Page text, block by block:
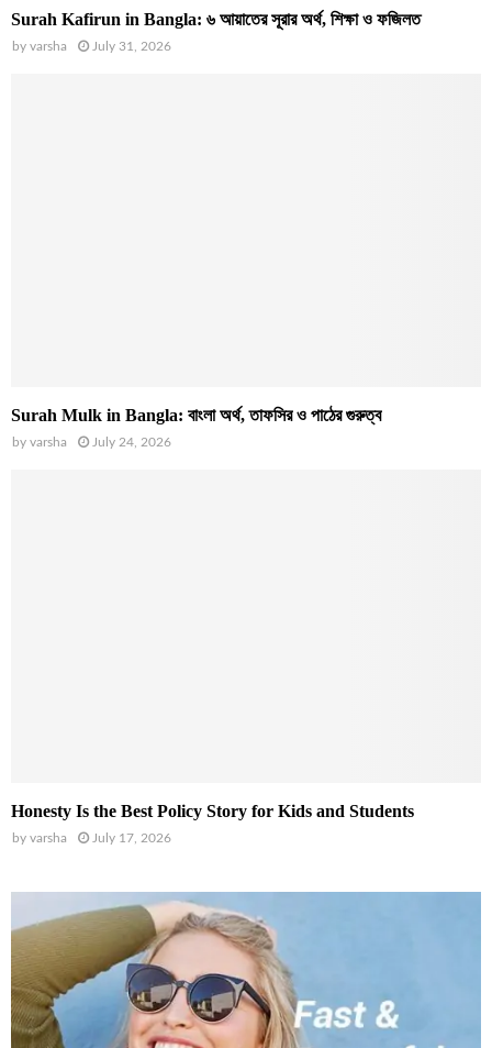
Surah Kafirun in Bangla: ৬ আয়াতের সূরার অর্থ, শিক্ষা ও ফজিলত
by varsha July 31, 2026
Surah Mulk in Bangla: বাংলা অর্থ, তাফসির ও পাঠের গুরুত্ব
by varsha July 24, 2026
Honesty Is the Best Policy Story for Kids and Students
by varsha July 17, 2026